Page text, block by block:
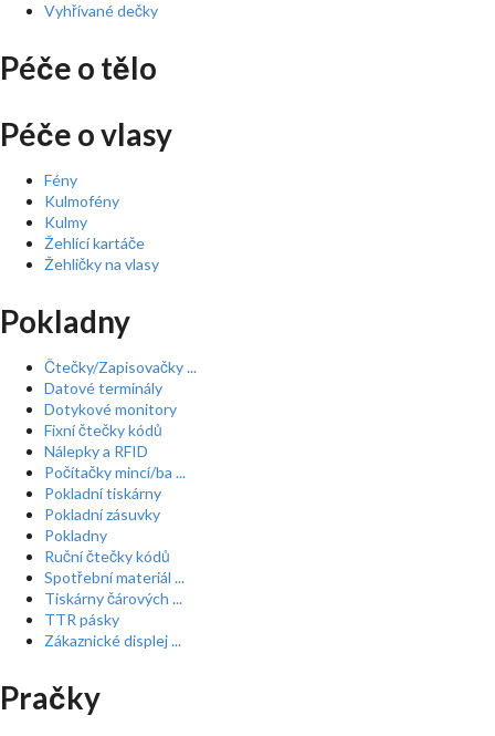
Vyhřívané dečky
Péče o tělo
Péče o vlasy
Fény
Kulmofény
Kulmy
Žehlící kartáče
Žehličky na vlasy
Pokladny
Čtečky/Zapisovačky ...
Datové terminály
Dotykové monitory
Fixní čtečky kódů
Nálepky a RFID
Počítačky mincí/ba ...
Pokladní tiskárny
Pokladní zásuvky
Pokladny
Ruční čtečky kódů
Spotřební materiál ...
Tiskárny čárových ...
TTR pásky
Zákaznické displej ...
Pračky